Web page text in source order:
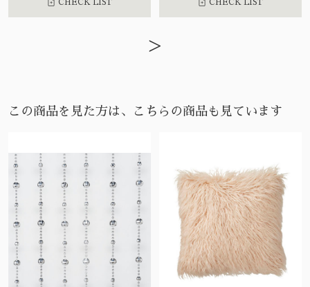
CHECK LIST CHECK LIST
>
この商品を見た方は、こちらの商品も見ています